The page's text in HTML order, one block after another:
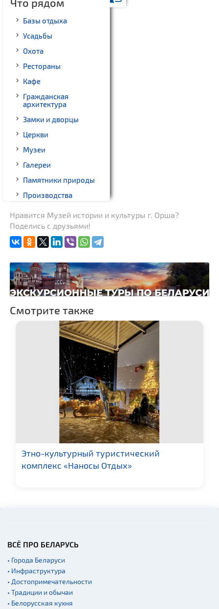
Что рядом
Базы отдыха
Усадьбы
Охота
Рестораны
Кафе
Гражданская
архитектура
Замки и дворцы
Церкви
Музеи
Галереи
Памятники природы
Производства
Памятники
Памятники известным
людям
Костелы
Железнодорожные
вокзалы
Нравится Музей истории и культуры г. Орша?
Поделись с друзьями!
Смотрите также
Этно-культурный туристический
комплекс «Наносы Отдых»
ВСЁ ПРО БЕЛАРУСЬ
• Города Беларуси
• Инфраструктура
• Достопримечательности
• Традиции и обычаи
• Белорусская кухня